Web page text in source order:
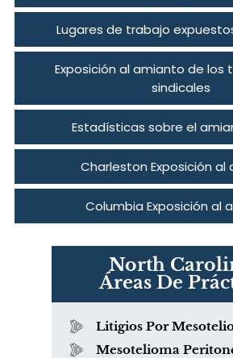
Lugares de trabajo
Exposición al amianto de los
sindicales
Estadísticas sobre el
Charleston Exposición al
Columbia Exposición al
North
Áreas De
Litigios Por
Mesotelioma